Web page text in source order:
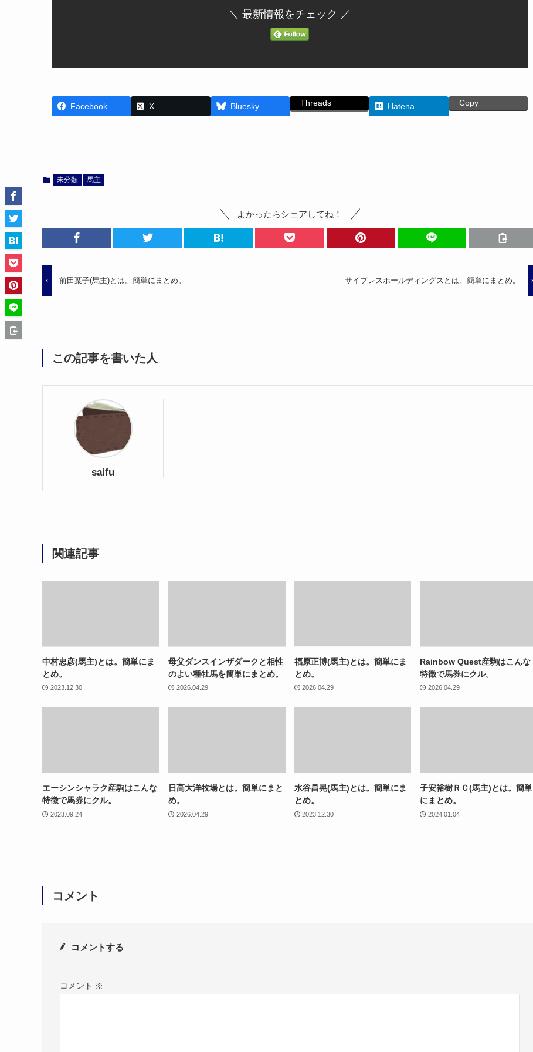
＼ 最新情報をチェック ／
Facebook X Bluesky Threads Hatena Copy
未分類 馬主
よかったらシェアしてね！
前田葉子(馬主)とは。簡単にまとめ。 サイプレスホールディングスとは。簡単にまとめ。
この記事を書いた人
saifu
関連記事
中村忠彦(馬主)とは。簡単にま
とめ。
2023.12.30
母父ダンスインザダークと相性
のよい種牡馬を簡単にまとめ。
2026.04.29
福原正博(馬主)とは。簡単にま
とめ。
2026.04.29
Rainbow Quest産駒はこんな
特徴で馬券にクル。
2026.04.29
エーシンシャラク産駒はこんな
特徴で馬券にクル。
2023.09.24
日高大洋牧場とは。簡単にまと
め。
2026.04.29
水谷昌晃(馬主)とは。簡単にま
とめ。
2023.12.30
子安裕樹ＲＣ(馬主)とは。簡単
にまとめ。
2024.01.04
コメント
コメントする
コメント ※